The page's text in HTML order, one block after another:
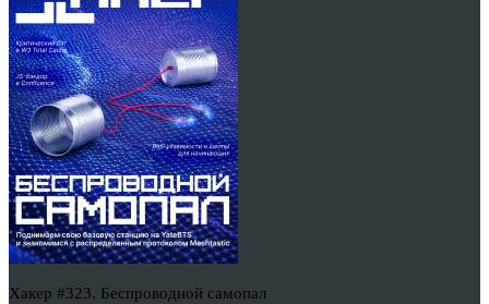
Хакер #323. Беспроводной самопал